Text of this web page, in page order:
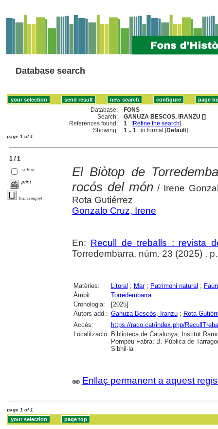
Database search
Database:
FONS
Search:
GANUZA BESCOS, IRANZU []
References found:
1 [Refine the search]
Showing:
1 .. 1 in format [Default]
page 1 of 1
1 / 1
select
print
Text complet
El Biòtop de
rocós del món/ Irene
Rota Gutiérrez
Gonzalo Cruz, Irene
En: Recull de treballs : revista
Torredembarra, núm. 23 (2025) ,
Matèries: Litoral ; Mar; Patrimoni natural ;
Àmbit:
Torredembarra
Cronologia:
[2025]
Autors add.: Ganuza Bescós, Iranzu; Rota
Accés:
https://raco.cat/index.php/
Localització: Biblioteca de Catalunya; Institut
Pompeu Fabra; B. Pública de
Sibhil·la
Enllaç permanent a aquest
page 1 of 1